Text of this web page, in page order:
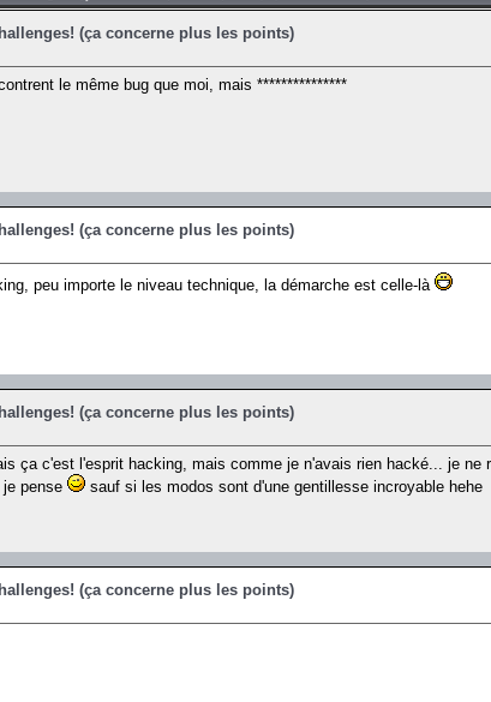
Stéganographie
Wargame
(ça concerne plus les points)
le même bug que moi, mais ***************
(ça concerne plus les points)
peu importe le niveau technique, la démarche est celle-là
(ça concerne plus les points)
ça c'est l'esprit hacking, mais comme je n'avais rien hacké... je
pense
sauf si les modos sont d'une gentillesse incroyable hehe
(ça concerne plus les points)